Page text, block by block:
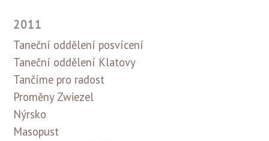
2011
Taneční oddělení posvícení
Taneční oddělení Klatovy
Tančíme pro radost
Proměny Zwiezel
Nýrsko
Masopust